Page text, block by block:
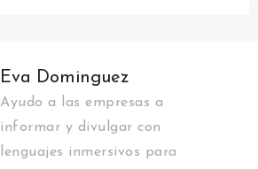
Eva Dominguez
Ayudo a las empresas a
informar y divulgar con
lenguajes inmersivos para